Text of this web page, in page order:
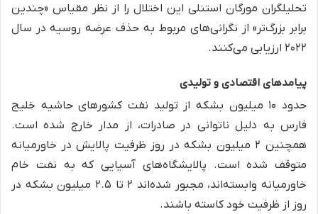
تحلیلگران مورگان استنلی این اختلال را از نظر مقیاس «چندین
برابر بزرگ‌تر» از نگرانی‌های مربوط به حذف عرضه روسیه در سال
۲۰۲۲ ارزیابی می‌کنند.
پیامدهای اقتصادی و تولیدی
حدود ۱۰ میلیون بشکه از تولید نفت کشورهای حاشیه خلیج
فارس به دلیل ناتوانی در صادرات، از مدار خارج شده است.
همچنین ۲ میلیون بشکه در روز ظرفیت پالایش در خاورمیانه
متوقف شده است. پالایشگاه‌های آسیایی که به نفت خام
خاورمیانه وابسته‌اند، مجبور شده‌اند ۲ تا ۲.۵ میلیون بشکه در
روز از ظرفیت خود کاسته باشند.